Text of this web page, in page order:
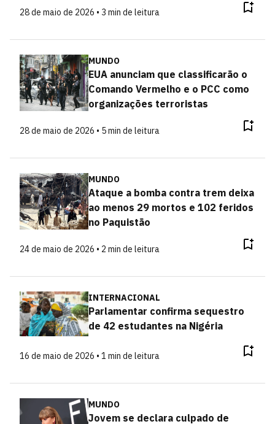
28 de maio de 2026 • 3 min de leitura
MUNDO
EUA anunciam que classificarão o
Comando Vermelho e o PCC como
organizações terroristas
28 de maio de 2026 • 5 min de leitura
MUNDO
Ataque a bomba contra trem deixa
ao menos 29 mortos e 102 feridos
no Paquistão
24 de maio de 2026 • 2 min de leitura
INTERNACIONAL
Parlamentar confirma sequestro
de 42 estudantes na Nigéria
16 de maio de 2026 • 1 min de leitura
MUNDO
Jovem se declara culpado de